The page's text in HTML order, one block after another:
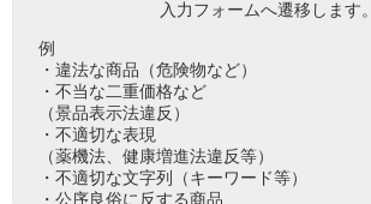
入力フォームへ遷移します。
例
・違法な商品（危険物など）
・不当な二重価格など
（景品表示法違反）
・不適切な表現
（薬機法、健康増進法違反等）
・不適切な文字列（キーワード等）
・公序良俗に反する商品